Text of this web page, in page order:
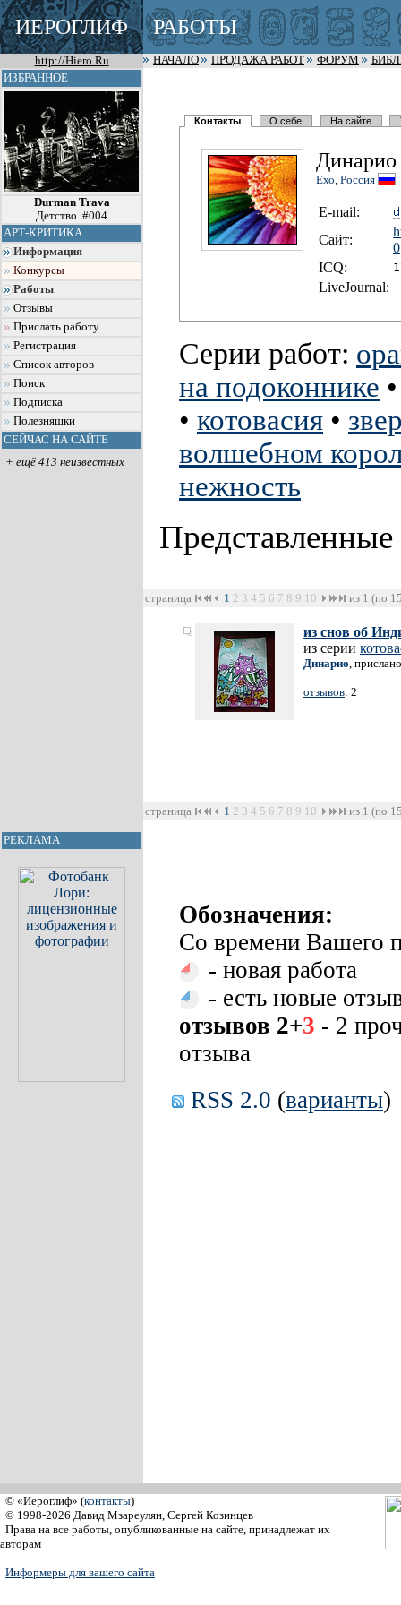
ИЕРОГЛИФ РАБОТЫ
http://Hiero.Ru НАЧАЛО ПРОДАЖА РАБОТ ФОРУМ
ИЗБРАННОЕ
Durman Trava
Детство. #004
АРТ-КРИТИКА
Информация
Конкурсы
Работы
Отзывы
Прислать работу
Регистрация
Список авторов
Поиск
Подписка
Полезняшки
СЕЙЧАС НА САЙТЕ
+ ещё 413 неизвестных
РЕКЛАМА
Контакты О себе На сайте
Динарио
Ехо, Россия
E-mail:
Сайт:
0
ICQ:
LiveJournal:
Серии работ:
на подоконнике
• котовасия •
волшебном
нежность
страница 1 2 3 4 5 6 7 8 9 10 из 1 (по
из снов об
из серии
Динарио,
отзывов: 2
страница 1 2 3 4 5 6 7 8 9 10 из 1 (по
Обозначения:
Со времени Вашего
- новая работа
- есть новые
отзывов 2+3 - 2
отзыва
RSS 2.0 (варианты)
© «Иероглиф» (контакты)
© 1998-2026 Давид Мзареулян, Сергей Козинцев
Права на все работы, опубликованные на сайте, принадлежат их
авторам
Информеры для вашего сайта